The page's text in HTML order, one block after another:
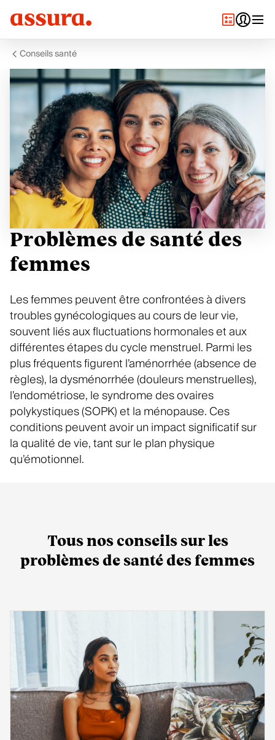
Conseils santé
Problèmes de santé des
femmes
Les femmes peuvent être confrontées à divers
troubles gynécologiques au cours de leur vie,
souvent liés aux fluctuations hormonales et aux
différentes étapes du cycle menstruel. Parmi les
plus fréquents figurent l’aménorrhée (absence de
règles), la dysménorrhée (douleurs menstruelles),
l’endométriose, le syndrome des ovaires
polykystiques (SOPK) et la ménopause. Ces
conditions peuvent avoir un impact significatif sur
la qualité de vie, tant sur le plan physique
qu’émotionnel.
Tous nos conseils sur les
problèmes de santé des femmes